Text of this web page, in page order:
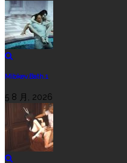
Mibkev.Bath.1
5 8 月, 2026